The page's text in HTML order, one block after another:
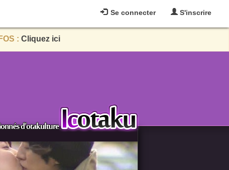
Se connecter S'inscrire
: Cliquez ici